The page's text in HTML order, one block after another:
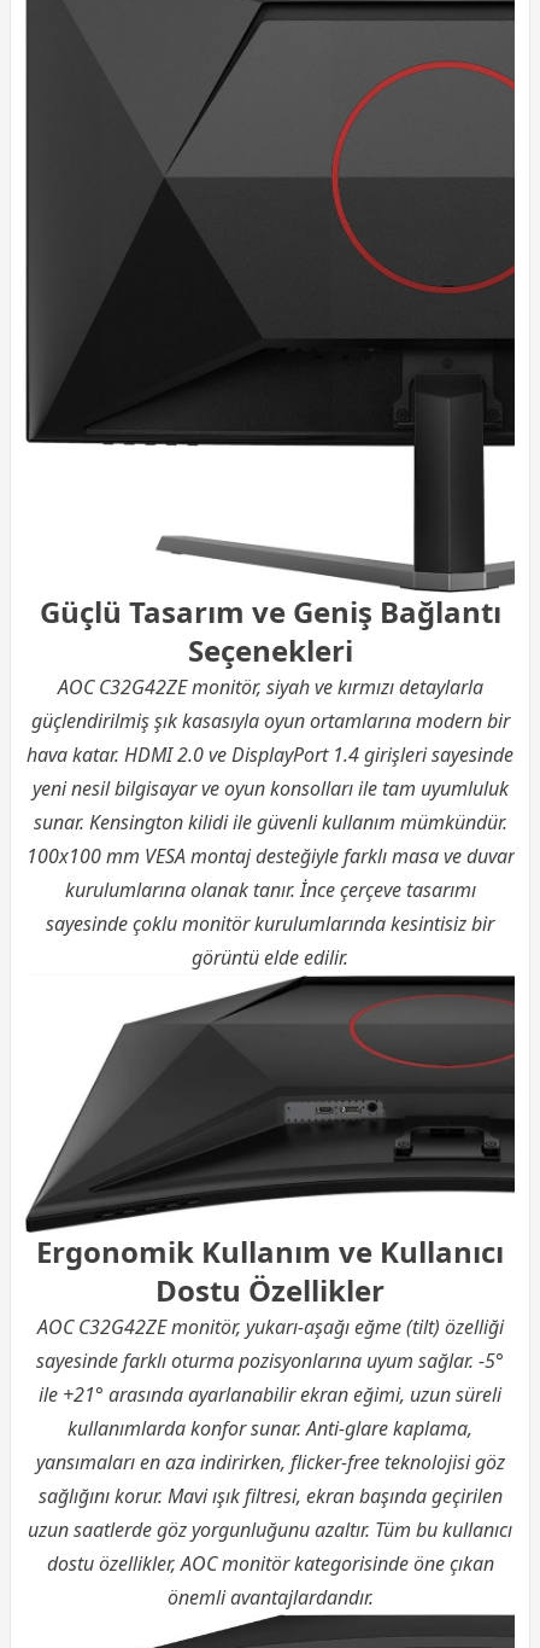
Güçlü Tasarım ve Geniş Bağlantı
Seçenekleri
AOC C32G42ZE monitör, siyah ve kırmızı detaylarla
güçlendirilmiş şık kasasıyla oyun ortamlarına modern bir
hava katar. HDMI 2.0 ve DisplayPort 1.4 girişleri sayesinde
yeni nesil bilgisayar ve oyun konsolları ile tam uyumluluk
sunar. Kensington kilidi ile güvenli kullanım mümkündür.
100x100 mm VESA montaj desteğiyle farklı masa ve duvar
kurulumlarına olanak tanır. İnce çerçeve tasarımı
sayesinde çoklu monitör kurulumlarında kesintisiz bir
görüntü elde edilir.
Ergonomik Kullanım ve Kullanıcı
Dostu Özellikler
AOC C32G42ZE monitör, yukarı-aşağı eğme (tilt) özelliği
sayesinde farklı oturma pozisyonlarına uyum sağlar. -5°
ile +21° arasında ayarlanabilir ekran eğimi, uzun süreli
kullanımlarda konfor sunar. Anti-glare kaplama,
yansımaları en aza indirirken, flicker-free teknolojisi göz
sağlığını korur. Mavi ışık filtresi, ekran başında geçirilen
uzun saatlerde göz yorgunluğunu azaltır. Tüm bu kullanıcı
dostu özellikler, AOC monitör kategorisinde öne çıkan
önemli avantajlardandır.